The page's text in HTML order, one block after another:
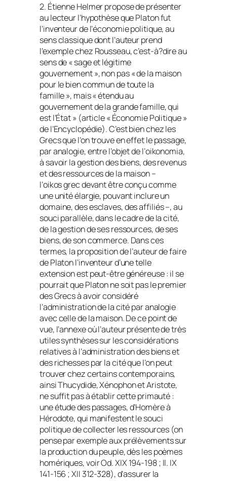
2. Étienne Helmer propose de présenter
au lecteur l’hypothèse que Platon fut
l’inventeur de l’économie politique, au
sens classique dont l’auteur prend
l’exemple chez Rousseau, c’est-à?dire au
sens de « sage et légitime
gouvernement », non pas « de la maison
pour le bien commun de toute la
famille », mais « étendu au
gouvernement de la grande famille, qui
est l’État » (article « Économie Politique »
de l’Encyclopédie). C’est bien chez les
Grecs que l’on trouve en effet le passage,
par analogie, entre l’objet de l’oikonomia,
à savoir la gestion des biens, des revenus
et des ressources de la maison –
l’oikosgrec devant être conçu comme
une unité élargie, pouvant inclure un
domaine, des esclaves, des affiliés –, au
souci parallèle, dans le cadre de la cité,
de la gestion de ses ressources, de ses
biens, de son commerce. Dans ces
termes, la proposition de l’auteur de faire
de Platon l’inventeur d’une telle
extension est peut-être généreuse : il se
pourrait que Platon ne soit pas le premier
des Grecs à avoir considéré
l’administration de la cité par analogie
avec celle de la maison. De ce point de
vue, l’annexe où l’auteur présente de très
utiles synthèses sur les considérations
relatives à l’administration des biens et
des richesses par la cité que l’on peut
trouver chez certains contemporains,
ainsi Thucydide, Xénophon et Aristote,
ne suffit pas à établir cette primauté :
une étude des passages, d’Homère à
Hérodote, qui manifestent le souci
politique de collecter les ressources (on
pense par exemple aux prélèvements sur
la production du peuple, dès les poèmes
homériques, voirOd.XIX 194-198 ; Il. IX
141-156 ; XII 312-328), d’assurer la